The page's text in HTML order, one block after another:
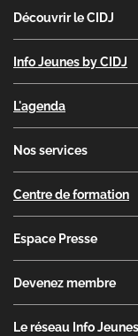
Découvrir le CIDJ
Info Jeunes by CIDJ
L'agenda
Nos services
Centre de formation
Espace Presse
Devenez membre
Le réseau Info Jeunes